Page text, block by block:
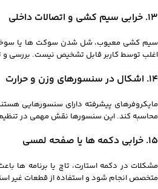
13. خرابی سیم‌ کشی و اتصالات داخلی
سیم‌ کشی معیوب، شل شدن سوکت‌ ها یا سوختن
اغلب توسط کاربر قابل تشخیص نیست. بررسی و
14. اشکال در سنسورهای وزن و حرارت
مایکروفرهای پیشرفته دارای سنسورهایی
محاسبه کند. این سنسورها نقش مهمی در
15. خرابی دکمه‌ ها یا صفحه لمسی
مشکلات در دکمه استارت، تاچ یا برنامه‌ ها
متخصص انجام شود و استفاده از قطعات غیر